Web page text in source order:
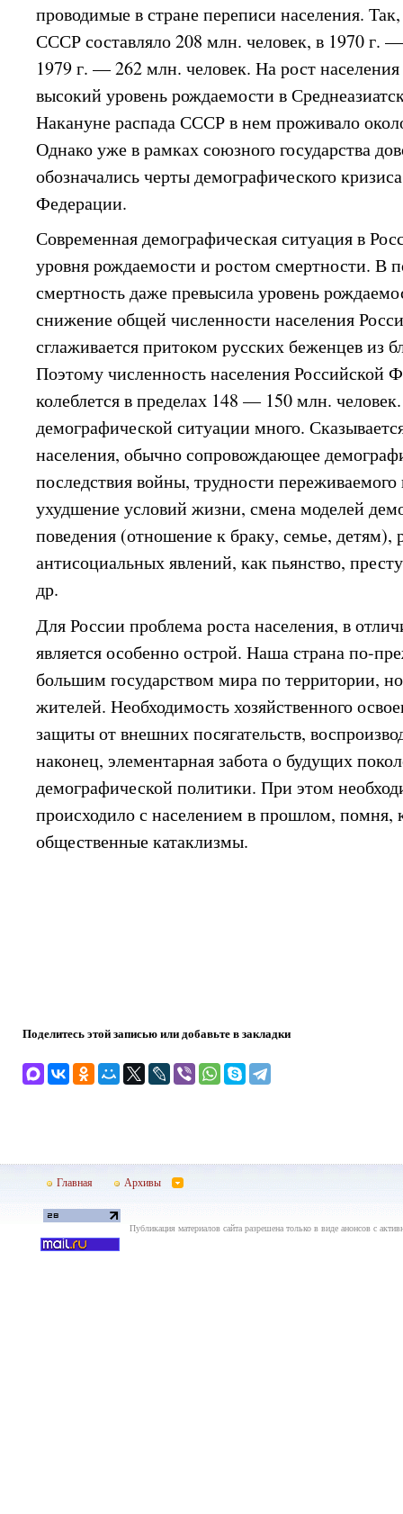
проводимые в стране переписи населения.
СССР составляло 208 млн. человек, в 1970 г.
1979 г. — 262 млн. человек. На рост
высокий уровень рождаемости в
Накануне распада СССР в нем проживало
Однако уже в рамках союзного государства
обозначались черты демографического
Федерации.
Современная демографическая ситуация в
уровня рождаемости и ростом смертности. В
смертность даже превысила уровень
снижение общей численности населения
сглаживается притоком русских беженцев из
Поэтому численность населения Российской
колеблется в пределах 148 — 150 млн.
демографической ситуации много.
населения, обычно сопровождающее
последствия войны, трудности
ухудшение условий жизни, смена моделей
поведения (отношение к браку, семье, детям),
антисоциальных явлений, как пьянство,
др.
Для России проблема роста населения, в
является особенно острой. Наша страна по-
большим государством мира по территории,
жителей. Необходимость хозяйственного
защиты от внешних посягательств,
наконец, элементарная забота о будущих
демографической политики. При этом
происходило с населением в прошлом, помня,
общественные катаклизмы.
Поделитесь этой записью или добавьте в закладки
Главная Архивы
Публикация материалов сайта разрешена только в виде анонсов с